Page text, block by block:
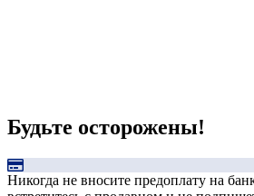
Будьте осторожены!
Никогда не вносите предоплату на